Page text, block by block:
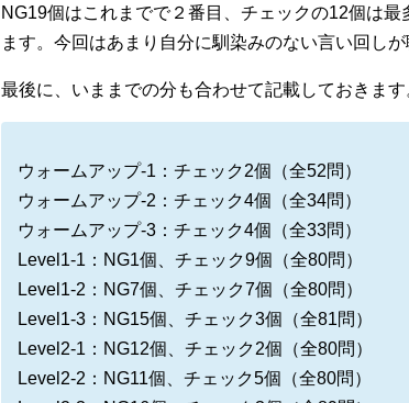
NG19個はこれまでで２番目、チェックの12個は
ます。今回はあまり自分に馴染みのない言い回し
最後に、いままでの分も合わせて記載しておきます
ウォームアップ-1：チェック2個（全52問）
ウォームアップ-2：チェック4個（全34問）
ウォームアップ-3：チェック4個（全33問）
Level1-1：NG1個、チェック9個（全80問）
Level1-2：NG7個、チェック7個（全80問）
Level1-3：NG15個、チェック3個（全81問）
Level2-1：NG12個、チェック2個（全80問）
Level2-2：NG11個、チェック5個（全80問）